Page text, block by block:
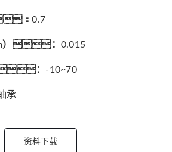
：0.7
）： 0.015
： -10~70
承
资料下载